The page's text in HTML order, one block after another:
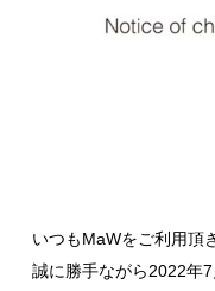
いつもMaWをご利用頂
誠に勝手ながら2022年